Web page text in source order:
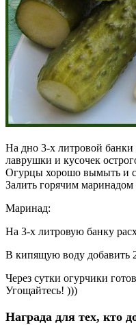
На дно 3-х литровой банки
лаврушки и кусочек
Огурцы хорошо вымыть и
Залить горячим маринадом
Маринад:
На 3-х литровую банку
В кипящую воду добавить
Через сутки огурчики
Угощайтесь! )))
Награда для тех, кто